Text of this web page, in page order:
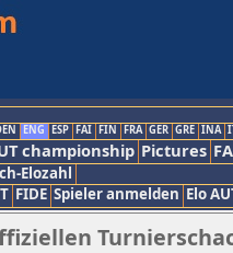
ENG ESP FAI FIN FRA GER GRE INA
championship Pictures
Elozahl
FIDE Spieler anmelden Elo